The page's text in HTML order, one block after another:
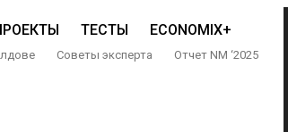
ТЕСТЫ ECONOMIX+
Советы эксперта Отчет NM ‘2025